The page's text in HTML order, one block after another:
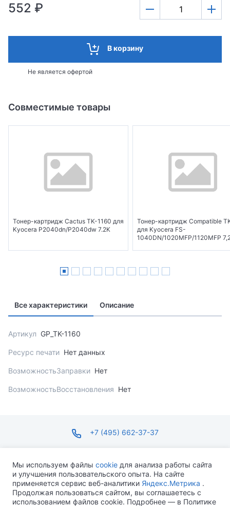
552 ₽
В корзину
Не является офертой
Совместимые товары
Тонер-картридж Cactus TK-1160 для
Kyocera P2040dn/P2040dw 7.2K
Тонер-картридж Compatible
для Kyocera FS-
1040DN/1020MFP/1120MFP
Все характеристики Описание
Артикул GP_TK-1160
Ресурс печати Нет данных
ВозможностьЗаправки Нет
ВозможностьВосстановления Нет
+7 (495) 662-37-37
ПН-ПТ С 09:00 ДО 18:00 СБ-ВС ВЫХОДНОЙ
Мы используем файлы cookie для анализа работы сайта
и улучшения пользовательского опыта. На сайте
применяется сервис веб-аналитики Яндекс.Метрика .
Продолжая пользоваться сайтом, вы соглашаетесь с
использованием файлов cookie. Подробнее — в Политике